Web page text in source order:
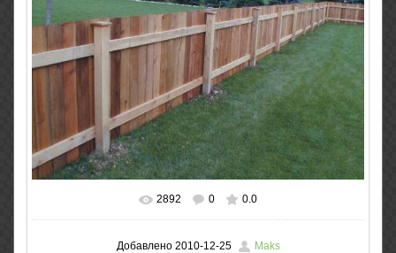
В реальном размере 1021x766
2892 0 0.0
Добавлено2010-12-25 Maks